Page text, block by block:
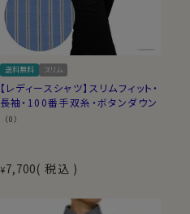
送料無料 スリム
【レディースシャツ】スリムフィット・
長袖・100番手双糸・ボタンダウン
（0）
¥7,700 税込